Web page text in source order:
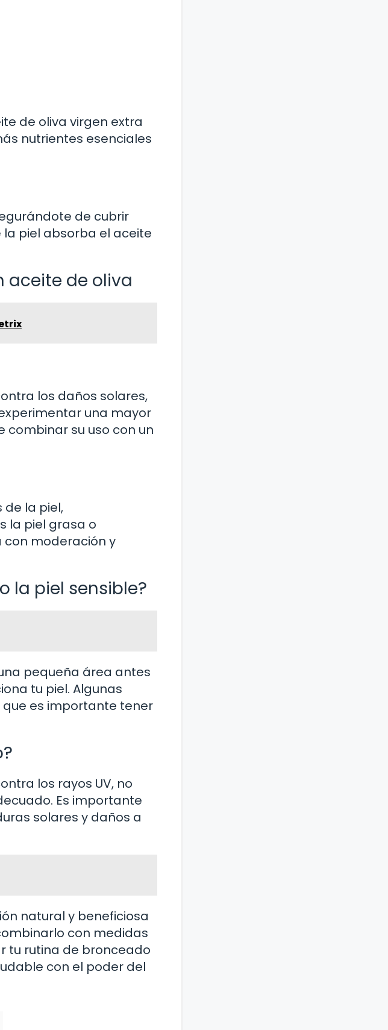
de oliva virgen extra
nutrientes esenciales
de cubrir
piel absorba el aceite
aceite de oliva
los daños solares,
una mayor
combinar su uso con un
de la piel,
la piel grasa o
con moderación y
la piel sensible?
pequeña área antes
tu piel. Algunas
es importante tener
los rayos UV, no
Es importante
solares y daños a
natural y beneficiosa
con medidas
tu rutina de bronceado
con el poder del